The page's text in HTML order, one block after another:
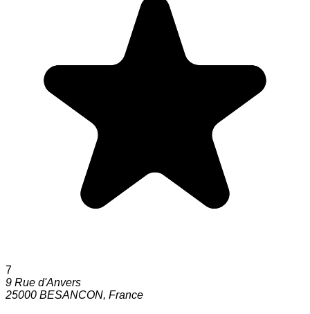
7
9 Rue d'Anvers
25000 BESANCON, France